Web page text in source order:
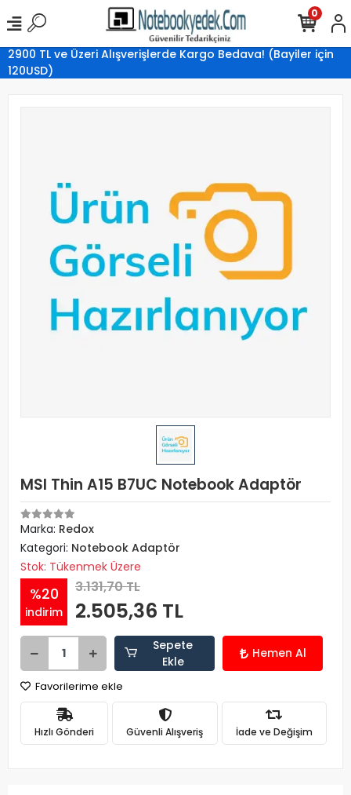
2900 TL ve Üzeri Alışverişlerde Kargo Bedava! (Bayiler için
120USD)
0
MSI Thin A15 B7UC Notebook Adaptör
Marka: Redox
Kategori: Notebook Adaptör
Stok: Tükenmek Üzere
%20
indirim
3.131,70 TL
2.505,36 TL
Sepete
Ekle
Hemen Al
Favorilerime ekle
Hızlı Gönderi Güvenli Alışveriş İade ve Değişim